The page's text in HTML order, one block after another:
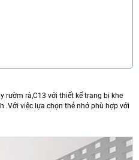
rườm rà,C13 với thiết kế trang bị khe
.Với việc lựa chọn thẻ nhớ phù hợp với